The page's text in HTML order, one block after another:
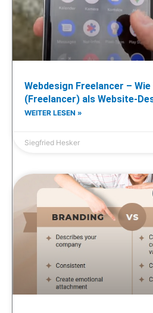
Webdesign Freelancer –
(Freelancer) als Website-
WEITER LESEN »
Siegfried Hesker